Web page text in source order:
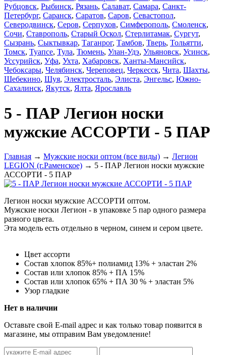
Рубцовск, Рыбинск, Рязань, Салават, Самара, Санкт-
Петербург, Саранск, Саратов, Саров, Севастопол,
Северодвинск, Серов, Серпухов, Симферополь, Смоленск,
Сочи, Ставрополь, Старый Оскол, Стерлитамак, Сургут,
Сызрань, Сыктывкар, Таганрог, Тамбов, Тверь, Тольятти,
Томск, Туапсе, Тула, Тюмень, Улан-Удэ, Ульяновск, Усинск,
Уссурийск, Уфа, Ухта, Хабаровск, Ханты-Мансийск,
Чебоксары, Челябинск, Череповец, Черкесск, Чита, Шахты,
Шебекино, Шуя, Электросталь, Элиста, Энгельс, Южно-
Сахалинск, Якутск, Ялта, Ярославль
5 - ПАР Легион носки
мужские АССОРТИ - 5 ПАР
Главная → Мужские носки оптом (все виды) → Легион
LEGION (г.Раменское) → 5 - ПАР Легион носки мужские
АССОРТИ - 5 ПАР
Легион носки мужские АССОРТИ оптом.
Мужские носки Легион - в упаковке 5 пар одного размера
разного цвета.
Эта модель есть отдельно в черном, синем и сером цвете.
Цвет ассорти
Состав хлопок 85%+ полиамид 13% + эластан 2%
Состав или хлопок 85% + ПА 15%
Состав или хлопок 65% + ПА 30 % + эластан 5%
Узор гладкие
Нет в наличии
Оставьте свой E-mail адрес и как только товар появится в
магазине, мы отправим Вам уведомление!